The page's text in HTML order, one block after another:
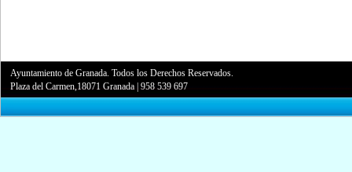
Ayuntamiento de Granada. Todos los Derechos Reservados.
Plaza del Carmen,18071 Granada |958 539 697